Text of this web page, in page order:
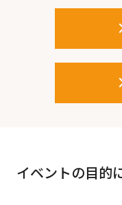
イベントの目的